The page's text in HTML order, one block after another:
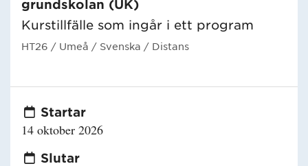
grundskolan (UK)
Kurstillfälle som ingår i ett program
HT26 / Umeå / Svenska / Distans
Startar
14 oktober 2026
Slutar